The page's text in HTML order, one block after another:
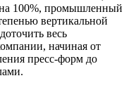
100%, промышленный
вертикальной
весь
начиная от
пресс-форм до